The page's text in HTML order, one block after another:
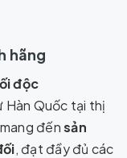
hãng
độc
Hàn Quốc tại thị
đếnsản
, đạt đầy đủ các